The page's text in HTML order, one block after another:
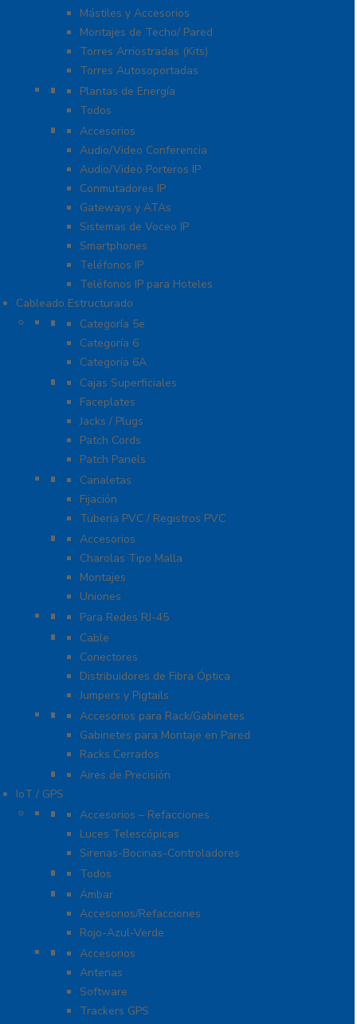
Mástiles y Accesorios
Montajes de Techo/ Pared
Torres Arriostradas (Kits)
Torres Autosoportadas
UPS / Respaldo
Plantas de Energía
Todos
VoIP – Telefonía IP – Videoconferencia
Accesorios
Audio/Video Conferencia
Audio/Video Porteros IP
Conmutadores IP
Gateways y ATAs
Sistemas de Voceo IP
Smartphones
Teléfonos IP
Teléfonos IP para Hoteles
Cableado Estructurado
Cable
Categoría 5e
Categoría 6
Categoría 6A
Cableado de Cobre
Cajas Superficiales
Faceplates
Jacks / Plugs
Patch Cords
Patch Panels
Canalización
Canaletas
Fijación
Tubería PVC / Registros PVC
Charola
Accesorios
Charolas Tipo Malla
Montajes
Uniones
Conectores
Para Redes RJ-45
Fibra Óptica
Cable
Conectores
Distribuidores de Fibra Óptica
Jumpers y Pigtails
Rack y Gabinetes
Accesorios para Rack/Gabinetes
Gabinetes para Montaje en Pared
Racks Cerrados
Sistemas de Enfriamiento
Aires de Precisión
IoT / GPS
Accesorios para Motocicleta
Accesorios – Refacciones
Luces Telescópicas
Sirenas-Bocinas-Controladores
Barras para Interior
Todos
Estrobos/Giratorias
Ámbar
Accesorios/Refacciones
Rojo-Azul-Verde
IoT, GPS y Telemática
Accesorios
Antenas
Software
Trackers GPS